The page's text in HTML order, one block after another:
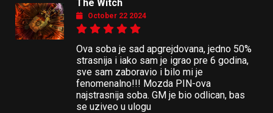
The Witch
October 22 2024
Ova soba je sad apgrejdovana, jedno 50%
strasnija i iako sam je igrao pre 6 godina,
sve sam zaboravio i bilo mi je
fenomenalno!!! Mozda PIN-ova
najstrasnija soba. GM je bio odlican, bas
se uziveo u ulogu